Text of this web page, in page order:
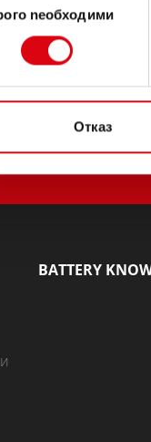
nеобходими
Отказ
BATTERY